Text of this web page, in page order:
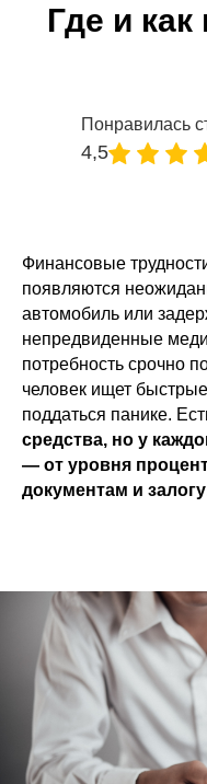
Где и как
Понравилась
4,5
Финансовые
появляются
автомобиль или
непредвиденные
потребность срочно
человек ищет
поддаться панике.
средства, но у
— от уровня
документам и залогу